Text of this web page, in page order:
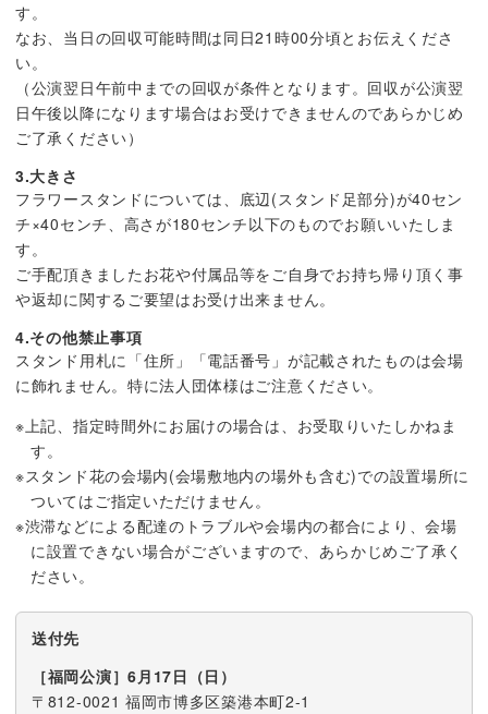
す。
なお、当日の回収可能時間は同日21時00分頃とお伝えくださ
い。
（公演翌日午前中までの回収が条件となります。回収が公演翌
日午後以降になります場合はお受けできませんのであらかじめ
ご了承ください）
3.大きさ
フラワースタンドについては、底辺(スタンド足部分)が40セン
チ×40センチ、高さが180センチ以下のものでお願いいたしま
す。
ご手配頂きましたお花や付属品等をご自身でお持ち帰り頂く事
や返却に関するご要望はお受け出来ません。
4.その他禁止事項
スタンド用札に「住所」「電話番号」が記載されたものは会場
に飾れません。特に法人団体様はご注意ください。
※上記、指定時間外にお届けの場合は、お受取りいたしかねま
す。
※スタンド花の会場内(会場敷地内の場外も含む)での設置場所に
ついてはご指定いただけません。
※渋滞などによる配達のトラブルや会場内の都合により、会場
に設置できない場合がございますので、あらかじめご了承く
ださい。
送付先
［福岡公演］6月17日（日）
〒812-0021 福岡市博多区築港本町2-1